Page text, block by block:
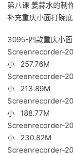
第八课 姜蒜水的
补充重庆小面打
3095-四款重庆小
Screenrecorder-
小 257.76M
Screenrecorder-
小 213.89M
Screenrecorder-
小 188.77M
Screenrecorder-
小 230.82M
Screenrecorder-